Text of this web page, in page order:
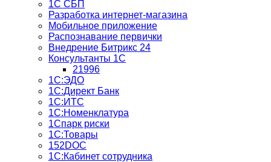
1С СБП
Разработка интернет-магазина
Мобильное приложение
Распознавание первички
Внедрение Битрикс 24
Консультанты 1С
21996
1С:ЭДО
1С:Директ Банк
1С:ИТС
1С:Номенклатура
1Спарк риски
1С:Товары
152DOC
1С:Кабинет сотрудника